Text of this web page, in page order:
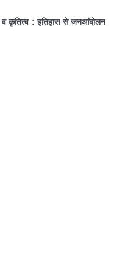
व कृतित्व : इतिहास से जनआंदोलन